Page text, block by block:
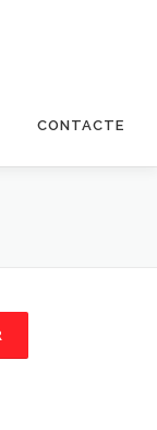
CONTACTE